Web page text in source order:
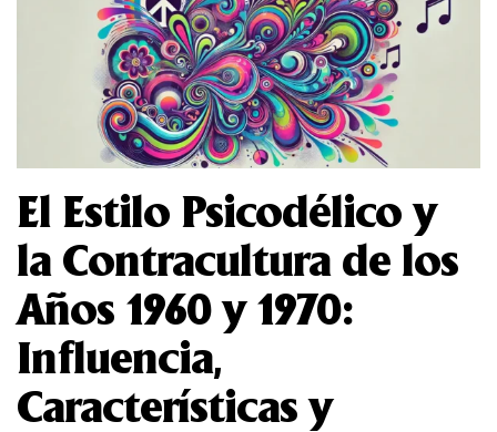
El Estilo Psicodélico y
la Contracultura de los
Años 1960 y 1970:
Influencia,
Características y